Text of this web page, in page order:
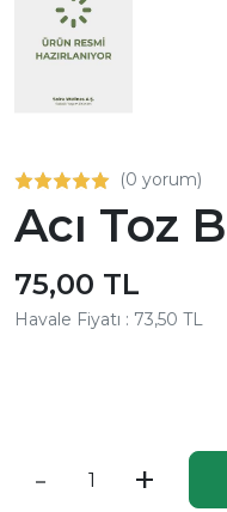
(0 yorum)
Acı Toz
75,00 TL
Havale Fiyatı : 73,50 TL
- +